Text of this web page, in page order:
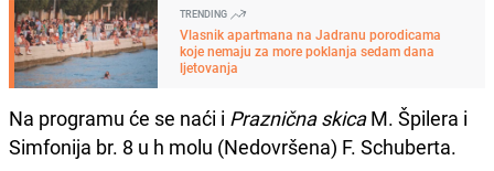
TRENDING
Vlasnik apartmana na Jadranu porodicama
koje nemaju za more poklanja sedam dana
ljetovanja
Na programu će se naći i Praznična skicaM. Špilera i
Simfonija br. 8 u h molu (Nedovršena) F. Schuberta.